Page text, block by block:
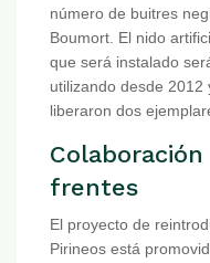
número de buitres
Boumort. El nido
que será instalado
utilizando desde
liberaron dos
frentes
El proyecto de
Pirineos está